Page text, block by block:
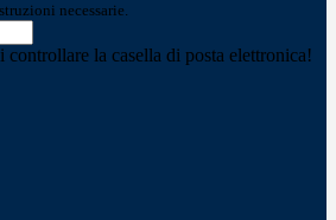
necessarie.
la casella di posta elettronica!